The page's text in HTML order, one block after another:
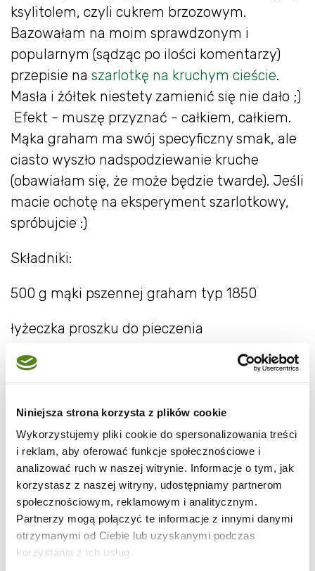
Niniejsza strona korzysta z plików cookie
Wykorzystujemy pliki cookie do spersonalizowania treści
i reklam, aby oferować funkcje społecznościowe i
analizować ruch w naszej witrynie. Informacje o tym, jak
korzystasz z naszej witryny, udostępniamy partnerom
społecznościowym, reklamowym i analitycznym.
Partnerzy mogą połączyć te informacje z innymi danymi
otrzymanymi od Ciebie lub uzyskanymi podczas
korzystania z ich usług.
ksylitolem, czyli cukrem brzozowym.
Bazowałam na moim sprawdzonym i
popularnym (sądząc po ilości komentarzy)
przepisie na szarlotkę na kruchym cieście.
Masła i żółtek niestety zamienić się nie dało ;)
Efekt - muszę przyznać - całkiem, całkiem.
Mąka graham ma swój specyficzny smak, ale
ciasto wyszło nadspodziewanie kruche
(obawiałam się, że może będzie twarde). Jeśli
macie ochotę na eksperyment szarlotkowy,
spróbujcie :)
Składniki:
500 g mąki pszennej graham typ 1850
łyżeczka proszku do pieczenia
2-3 łyżki ksylitolu (można użyć fruktozy)
250 g masła
kilka kropli esencji waniliowej
1 kg jabłek
ksylitol lub fruktoza do dosłodzenia jabłek
(jeśli to konieczne)